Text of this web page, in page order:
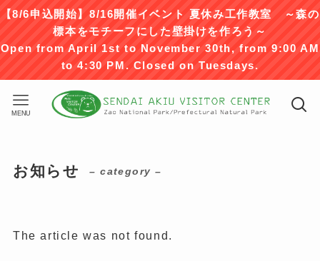
【8/6申込開始】8/16開催イベント 夏休み工作教室 ～森の
標本をモチーフにした壁掛けを作ろう～
Open from April 1st to November 30th, from 9:00 AM
to 4:30 PM. Closed on Tuesdays.
MENU
お知らせ – category –
The article was not found.